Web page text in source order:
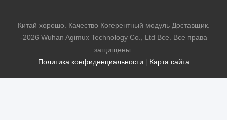
Политика конфиденциальности | Карта сайта
Китай хорошо. Качество Когерентный модуль Доставщик.
-2026 Wuhan Agimux Technology Co., Ltd Все. Все права
защищены.